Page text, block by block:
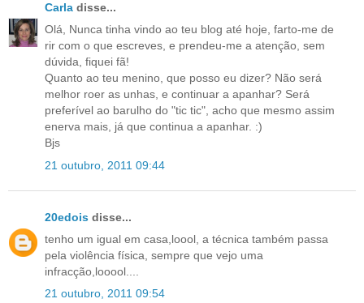
Carla disse...
Olá, Nunca tinha vindo ao teu blog até hoje, farto-me de
rir com o que escreves, e prendeu-me a atenção, sem
dúvida, fiquei fã!
Quanto ao teu menino, que posso eu dizer? Não será
melhor roer as unhas, e continuar a apanhar? Será
preferível ao barulho do "tic tic", acho que mesmo assim
enerva mais, já que continua a apanhar. :)
Bjs
21 outubro, 2011 09:44
20edois disse...
tenho um igual em casa,loool, a técnica também passa
pela violência física, sempre que vejo uma
infracção,looool....
21 outubro, 2011 09:54